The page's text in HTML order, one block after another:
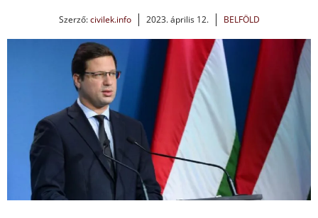
Szerző:civilek.info 2023. április 12. BELFÖLD